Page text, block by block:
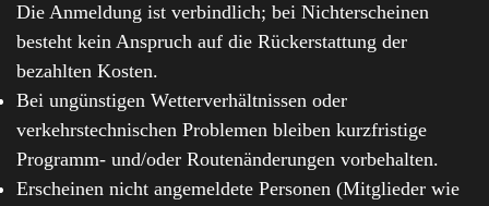
Die Anmeldung ist verbindlich; bei Nichterscheinen
besteht kein Anspruch auf die Rückerstattung der
bezahlten Kosten.
Bei ungünstigen Wetterverhältnissen oder
verkehrstechnischen Problemen bleiben kurzfristige
Programm- und/oder Routenänderungen vorbehalten.
Erscheinen nicht angemeldete Personen (Mitglieder wie